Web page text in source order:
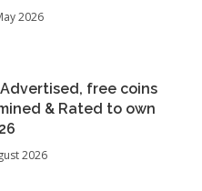
2026
free coins
& Rated to own
2026